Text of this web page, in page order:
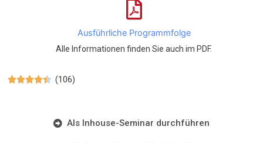
Ausführliche Programmfolge
Alle Informationen finden Sie auch im PDF.
 (106)
Als Inhouse-Seminar durchführen